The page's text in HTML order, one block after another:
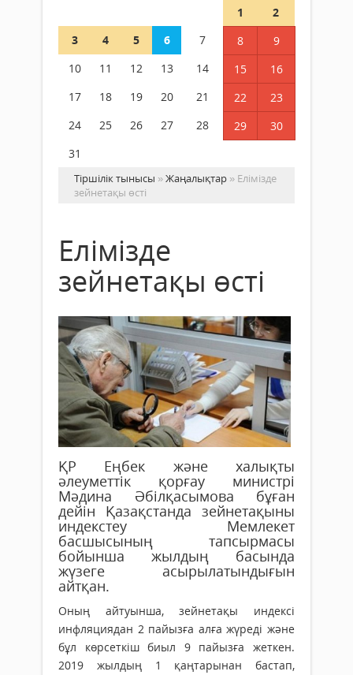
1
2
3
4 5 6 7 8
9
10
11 12 13 14 15
16
17
18 19 20 21 22
23
24
25 26 27 28 29
30
31
Тіршілік тынысы »Жаңалықтар » Елімізде
зейнетақы өсті
Елімізде
зейнетақы өсті
ҚР Еңбек және халықты
әлеуметтік қорғау министрі
Мәдина Әбілқасымова бұған
дейін Қазақстанда зейнетақыны
индекстеу Мемлекет
басшысының тапсырмасы
бойынша жылдың басында
жүзеге асырылатындығын
айтқан.
Оның айтуынша, зейнетақы индексі
инфляциядан 2 пайызға алға жүреді және
бұл көрсеткіш биыл 9 пайызға жеткен.
2019 жылдың 1 қаңтарынан бастап,